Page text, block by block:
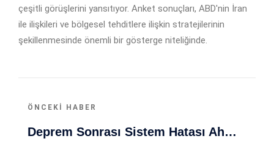
çeşitli görüşlerini yansıtıyor. Anket sonuçları, ABD'nin İran
ile ilişkileri ve bölgesel tehditlere ilişkin stratejilerinin
şekillenmesinde önemli bir gösterge niteliğinde.
ÖNCEKI HABER
Deprem Sonrası Sistem Hatası Ahmet Artan’ı Mağdur Etti: 'Yaşıyorum Ama Ölü Görünüyorum'